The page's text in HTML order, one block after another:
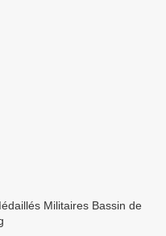
Militaires Bassin de